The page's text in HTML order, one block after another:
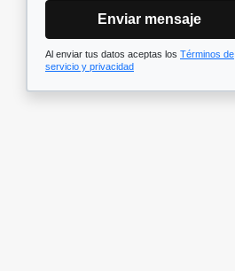
Enviar mensaje
Al enviar tus datos aceptas los Términos de
servicio y privacidad